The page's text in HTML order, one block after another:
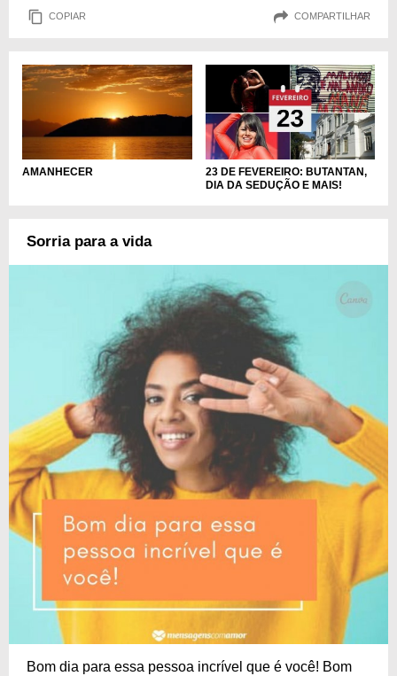
COPIAR COMPARTILHAR
AMANHECER
23 DE FEVEREIRO: BUTANTAN,
DIA DA SEDUÇÃO E MAIS!
Sorria para a vida
Bom dia para essa pessoa incrível que é você! Bom